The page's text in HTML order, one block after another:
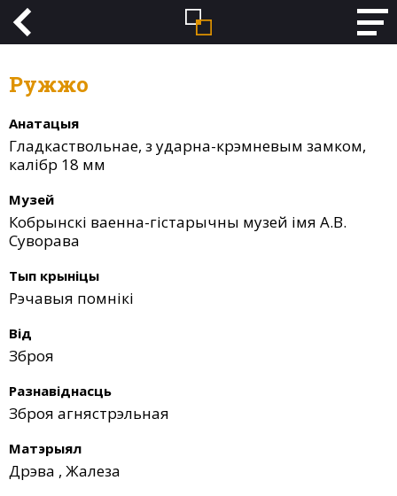
Ружжо
Анатацыя
Гладкаствольнае, з ударна-крэмневым замком,
калібр 18 мм
Музей
Кобрынскі ваенна-гістарычны музей імя А.В.
Суворава
Тып крыніцы
Рэчавыя помнікі
Від
Зброя
Разнавіднасць
Зброя агнястрэльная
Матэрыял
Дрэва , Жалеза